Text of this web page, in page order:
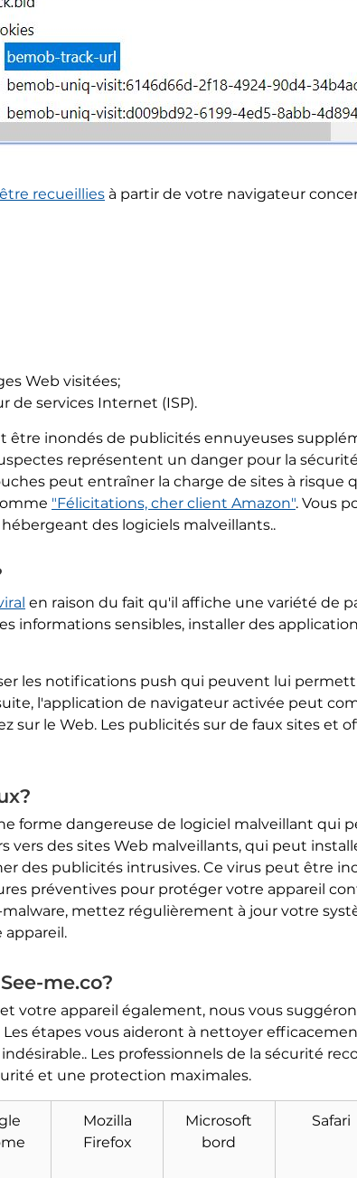
recueillies à partir de votre navigateur
Web visitées;
de services Internet (ISP).
être inondés de publicités ennuyeuses
représentent un danger pour la
peut entraîner la charge de sites à risque
"Félicitations, cher client Amazon". Vous
des logiciels malveillants..
en raison du fait qu'il affiche une variété de
informations sensibles, installer des
les notifications push qui peuvent lui
l'application de navigateur activée peut
sur le Web. Les publicités sur de faux sites et
forme dangereuse de logiciel malveillant qui
vers des sites Web malveillants, qui peut
des publicités intrusives. Ce virus peut être
préventives pour protéger votre appareil
mettez régulièrement à jour votre
appareil.
me.co?
votre appareil également, nous vous
étapes vous aideront à nettoyer
Les professionnels de la sécurité
et une protection maximales.
Mozilla
Firefox
Microsoft
bord
Safari
Télécharger
Malware Removal Tool